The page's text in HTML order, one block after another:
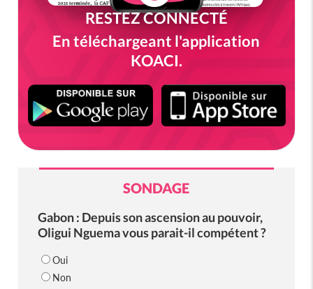
RESTEZ CONNECTÉ
En téléchargeant l'application
KOACI.
SONDAGE
Gabon : Depuis son ascension au pouvoir,
Oligui Nguema vous parait-il compétent ?
Oui
Non